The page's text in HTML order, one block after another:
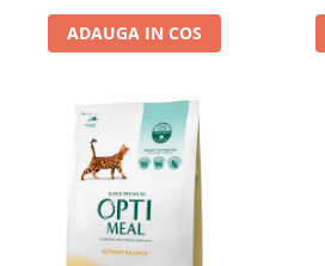
ADAUGA IN COS